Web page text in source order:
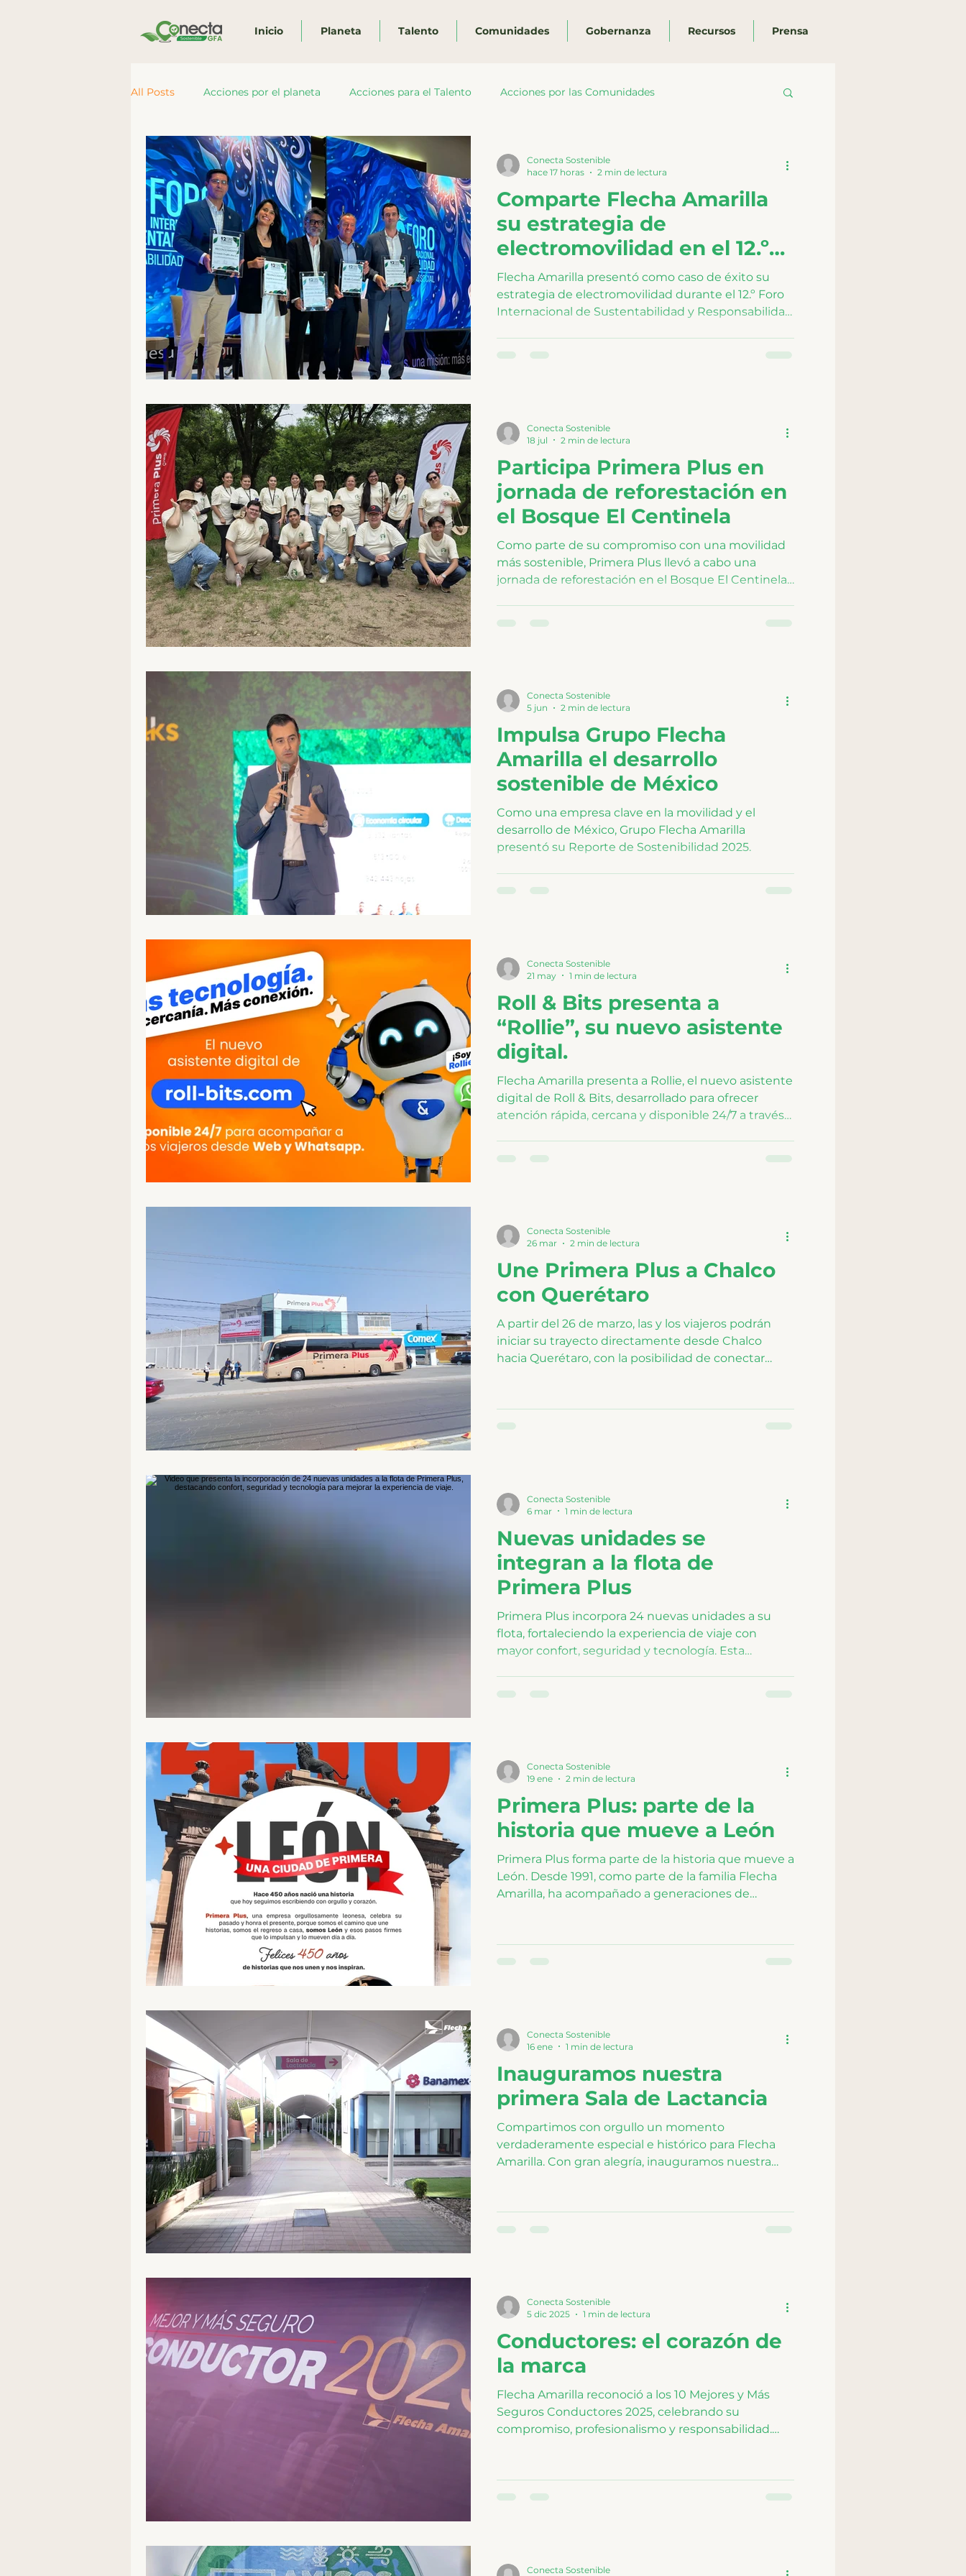
Inicio Planeta Talento Comunidades Gobernanza Recursos Prensa
All Posts Acciones por el planeta Acciones para el Talento Acciones por las Comunidades
Acciones en Gobernanza Premios y Certificaciones
Comparte Flecha Amarilla
su estrategia de
electromovilidad en el 12.º
Foro Internacional de
Sustentabilidad
Flecha Amarilla presentó como caso de éxito su
estrategia de electromovilidad durante el 12.º Foro
Internacional de Sustentabilidad y Responsabilidad
visión para continuar impulsando una movilidad
Conecta Sostenible
hace 17 horas
2 min de lectura
Participa Primera Plus en
jornada de reforestación en
el Bosque El Centinela
Como parte de su compromiso con una movilidad
más sostenible, Primera Plus llevó a cabo una
jornada de reforestación en el Bosque El Centinela,
Conecta Sostenible
18 jul
2 min de lectura
Impulsa Grupo Flecha
Amarilla el desarrollo
sostenible de México
Como una empresa clave en la movilidad y el
desarrollo de México, Grupo Flecha Amarilla
presentó su Reporte de Sostenibilidad 2025.
Conecta Sostenible
5 jun
2 min de lectura
Roll & Bits presenta a
“Rollie”, su nuevo asistente
digital.
Flecha Amarilla presenta a Rollie, el nuevo asistente
digital de Roll & Bits, desarrollado para ofrecer
atención rápida, cercana y disponible 24/7 a través
Conecta Sostenible
21 may
1 min de lectura
Une Primera Plus a Chalco
con Querétaro
A partir del 26 de marzo, las y los viajeros podrán
iniciar su trayecto directamente desde Chalco
hacia Querétaro, con la posibilidad de conectar
destinos que forman parte de la cobertura Primera
Plus.
Conecta Sostenible
26 mar
2 min de lectura
Nuevas unidades se
integran a la flota de
Primera Plus
Primera Plus incorpora 24 nuevas unidades a su
flota, fortaleciendo la experiencia de viaje con
mayor confort, seguridad y tecnología. Esta
responsable con el entorno, elevando los
Conecta Sostenible
6 mar
1 min de lectura
Primera Plus: parte de la
historia que mueve a León
Primera Plus forma parte de la historia que mueve a
León. Desde 1991, como parte de la familia Flecha
Amarilla, ha acompañado a generaciones de
fundación de León, este artículo celebra el orgullo
de ser una empresa profundamente leonesa y el
Conecta Sostenible
19 ene
2 min de lectura
Inauguramos nuestra
primera Sala de Lactancia
Compartimos con orgullo un momento
verdaderamente especial e histórico para Flecha
Amarilla. Con gran alegría, inauguramos nuestra
hacia una de las etapas más significativas en la vida
de nuestras colaboradoras. Esta sala fue diseñada
maternidad
Conecta Sostenible
16 ene
1 min de lectura
Conductores: el corazón de
la marca
Flecha Amarilla reconoció a los 10 Mejores y Más
Seguros Conductores 2025, celebrando su
compromiso, profesionalismo y responsabilidad.
para garantizar viajes seguros y confiables. Este
evento destacó su entrega y el importante papel
Conecta Sostenible
5 dic 2025
1 min de lectura
Conecta Sostenible